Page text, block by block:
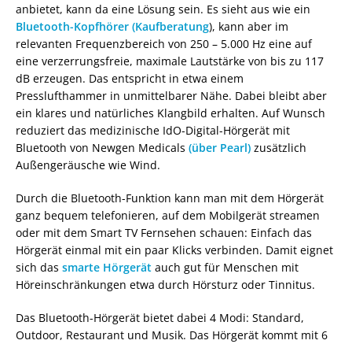
anbietet, kann da eine Lösung sein. Es sieht aus wie ein
Bluetooth-Kopfhörer (Kaufberatung), kann aber im
relevanten Frequenzbereich von 250 – 5.000 Hz eine auf
eine verzerrungsfreie, maximale Lautstärke von bis zu 117
dB erzeugen. Das entspricht in etwa einem
Presslufthammer in unmittelbarer Nähe. Dabei bleibt aber
ein klares und natürliches Klangbild erhalten. Auf Wunsch
reduziert das medizinische IdO-Digital-Hörgerät mit
Bluetooth von Newgen Medicals (über Pearl) zusätzlich
Außengeräusche wie Wind.
Durch die Bluetooth-Funktion kann man mit dem Hörgerät
ganz bequem telefonieren, auf dem Mobilgerät streamen
oder mit dem Smart TV Fernsehen schauen: Einfach das
Hörgerät einmal mit ein paar Klicks verbinden. Damit eignet
sich das smarte Hörgerät auch gut für Menschen mit
Höreinschränkungen etwa durch Hörsturz oder Tinnitus.
Das Bluetooth-Hörgerät bietet dabei 4 Modi: Standard,
Outdoor, Restaurant und Musik. Das Hörgerät kommt mit 6